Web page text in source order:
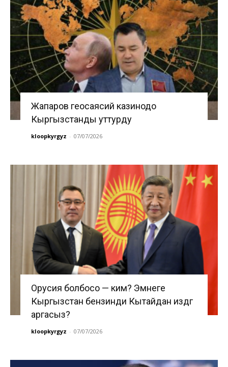
Жапаров геосаясий казинодо
Кыргызстанды уттурду
kloopkyrgyz - 07/07/2026
Орусия болбосо — ким? Эмнеге
Кыргызстан бензинди Кытайдан издөөгө
аргасыз?
kloopkyrgyz - 07/07/2026